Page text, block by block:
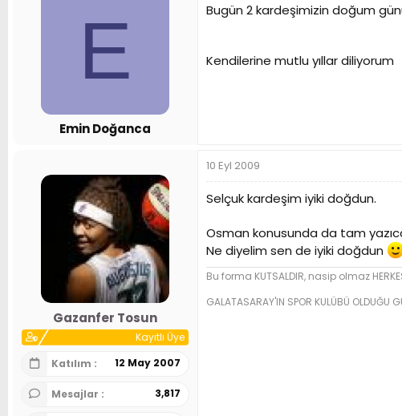
ı
a
h
i
E
Emin Doğanca
Bugün 2 kardeşimizin doğum
Kendilerine mutlu yıllar diliyorum
Gazanfer Tosun
Kayıtlı Üye
Katılım
12 May 2007
Mesajlar 3,817
10 Eyl 2009
Selçuk kardeşim iyiki doğdun.
Osman konusunda da tam
Ne diyelim sen de iyiki doğdun
Bu forma KUTSALDIR, nasip olmaz
GALATASARAY'IN SPOR KULÜBÜ OLDUĞU